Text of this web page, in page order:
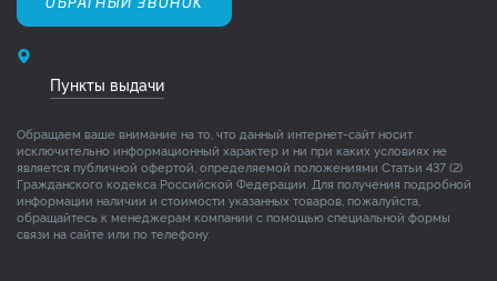
ОБРАТНЫЙ ЗВОНОК
Пункты выдачи
Обращаем ваше внимание на то, что данный интернет-сайт носит
исключительно информационный характер и ни при каких условиях не
является публичной офертой, определяемой положениями Статьи 437 (2)
Гражданского кодекса Российской Федерации. Для получения подробной
информации наличии и стоимости указанных товаров, пожалуйста,
обращайтесь к менеджерам компании с помощью специальной формы
связи на сайте или по телефону.